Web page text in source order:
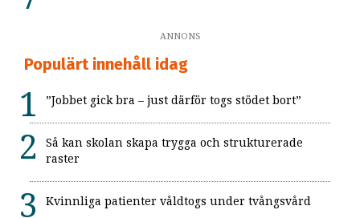
ANNONS
Populärt innehåll idag
”Jobbet gick bra – just därför togs stödet bort”
Så kan skolan skapa trygga och strukturerade
raster
Kvinnliga patienter våldtogs under tvångsvård